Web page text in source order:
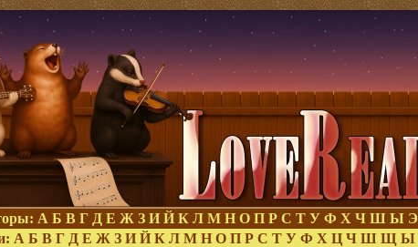
А Б В Г Д Е Ж З И Й К Л М Н О П Р С Т У Ф Х Ч Ш Ы Э
А Б В Г Д Е Ж З И Й К Л М Н О П Р С Т У Ф Х Ц Ч Ш Щ Ы